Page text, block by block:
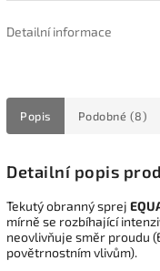
Detailní informace
Popis Podobné (8)
Detailní popis
Tekutý obranný sprej
mírně se rozbíhající
neovlivňuje směr proudu
povětrnostním vlivům).